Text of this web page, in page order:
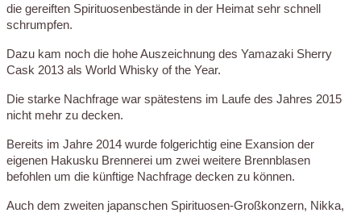
die gereiften Spirituosenbestände in der Heimat sehr schnell
schrumpfen.
Dazu kam noch die hohe Auszeichnung des Yamazaki Sherry
Cask 2013 als World Whisky of the Year.
Die starke Nachfrage war spätestens im Laufe des Jahres 2015
nicht mehr zu decken.
Bereits im Jahre 2014 wurde folgerichtig eine Exansion der
eigenen Hakusku Brennerei um zwei weitere Brennblasen
befohlen um die künftige Nachfrage decken zu können.
Auch dem zweiten japanschen Spirituosen-Großkonzern, Nikka,